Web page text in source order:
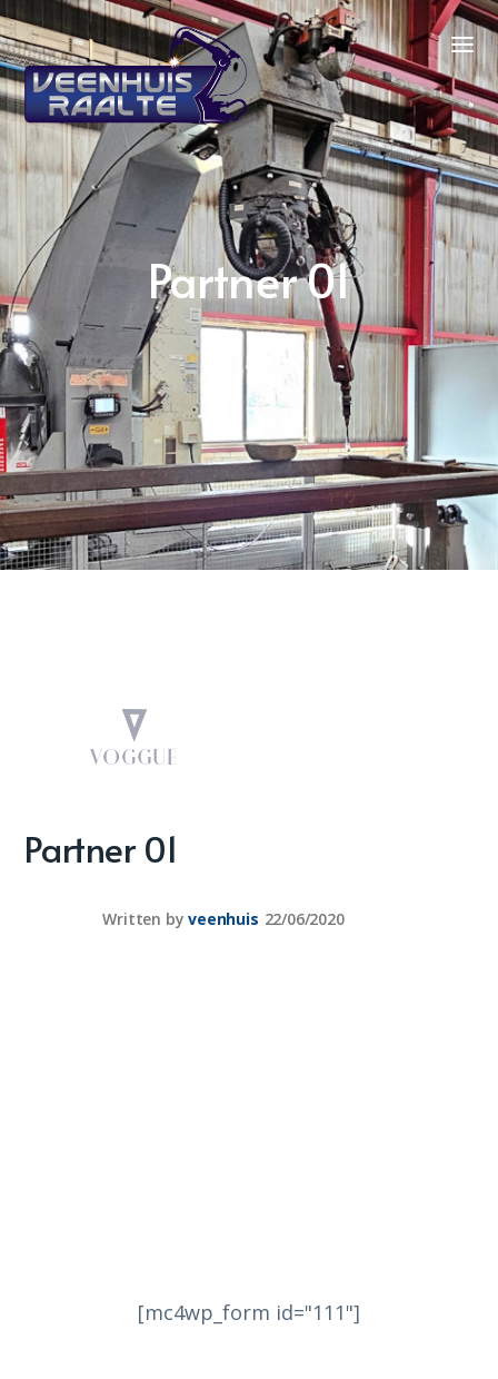
Partner 01
Partner 01
Written by veenhuis 22/06/2020
[mc4wp_form id="111"]